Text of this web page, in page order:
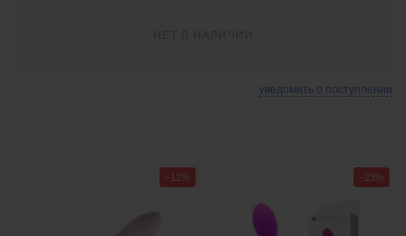
уведомить о поступлении
−12% −23%